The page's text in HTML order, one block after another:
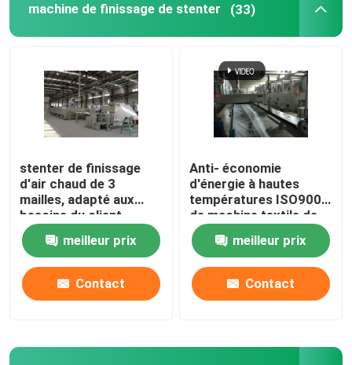
Chaîne de récurage et de blanchiment
Chaîne de production de fibre discontinue de
machine de finissage de stenter (33)
stenter de finissage
d'air chaud de 3
mailles, adapté aux
besoins du client,
conception
d'humanisation
meilleur prix
Contact
Anti- économie
d'énergie à hautes
températures ISO9001
de machine textile de
Stenter
meilleur prix
Contact